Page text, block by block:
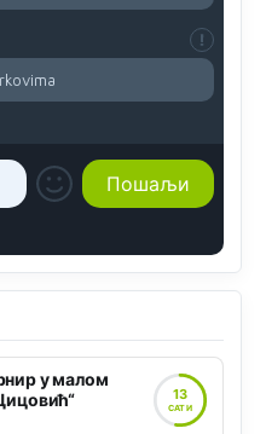
у малом
13
САТИ